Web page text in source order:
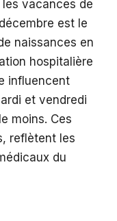
vacances de
est le
naissances en
hospitalière
influencent
et vendredi
moins. Ces
reflètent les
du